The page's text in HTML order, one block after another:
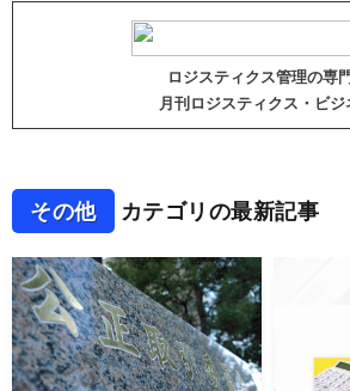
ロジスティクス管理の専
月刊ロジスティクス・ビジ
その他 カテゴリの最新記事